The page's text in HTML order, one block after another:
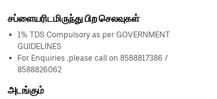
சப்ளையரிடமிருந்து பிற செலவுகள்
1% TDS Compulsory as per GOVERNMENT
GUIDELINES
For Enquiries ,please call on 8588817386 /
8588826062
அடங்கும்